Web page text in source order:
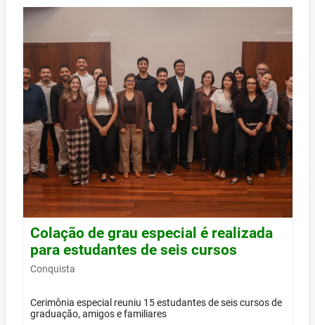
Colação de grau especial é realizada
para estudantes de seis cursos
Conquista
Cerimônia especial reuniu 15 estudantes de seis cursos de
graduação, amigos e familiares